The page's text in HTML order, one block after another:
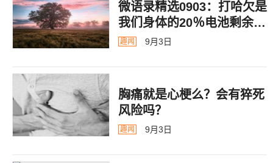
微语录精选0903：打哈欠是
我们身体的20％电池剩余警
告
趣闻 9月3日
胸痛就是心梗么？会有猝死
风险吗？
趣闻 9月3日